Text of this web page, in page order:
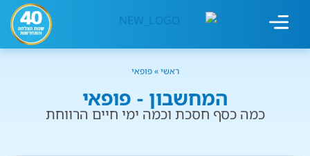
ראשי»פופאי
המחשבון - פופאי
כמה כסף חסכת וכמה ימי חיים הרווחת